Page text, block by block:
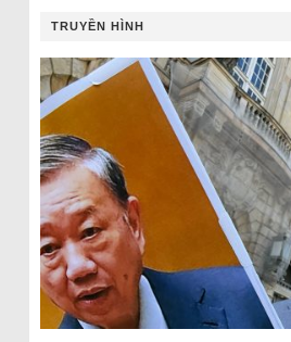
TRUYỀN HÌNH